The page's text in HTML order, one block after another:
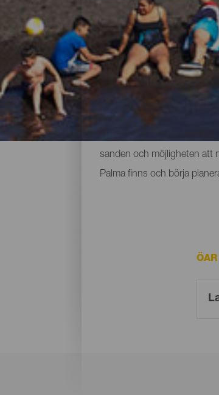
Alla stränder på
öns natur bjuder också på
sanden och möjligheten att
Palma finns och börja
ÖAR